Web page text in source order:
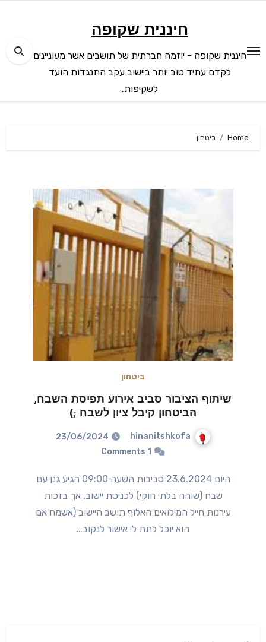
חיננית שקופה
חיננית שקופה - יוזמה חברתית של תושבים אשר מעוניינים
לקדם עתיד טוב יותר ביישוב עקב התנגדות הועד
לשקיפות.
Home ביטחון
ביטחון
שיתוף הציבור סביב אירוע תפיסת השבח,
הביטחון קיבל ציון לשבח ;)
hinanitshkofa
23/06/2024
1 Comments
היום 23.6.2024 סביבות השעה 09:00 הגיע גנן עם
שבח (שוהה בלתי חוקי) לכניסת יישוב, אך בזכות
עירנות חייל המילואים האלוף תושב היישוב (אשמח אם
הוא יוכל לתת לי אישור לנקוב…